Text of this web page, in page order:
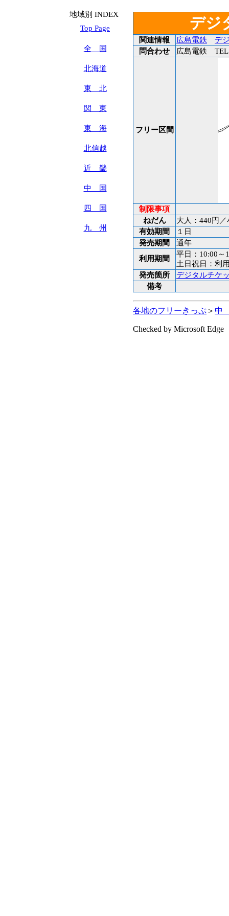
地域別 INDEX
Top Page
全 国
北海道
東 北
関 東
東 海
北信越
近 畿
中 国
四 国
九 州
デジ
関連情報 広島電鉄
デ
問合わせ
広島電鉄
フリー区間
制限事項
ねだん
大人：440円
有効期間
１日
発売期間
通年
利用期間
平日：10:00～
土日祝日：利
発売箇所
デジタルチケ
備考
各地のフリーきっぷ ＞ 中
Checked by Microsoft Edge